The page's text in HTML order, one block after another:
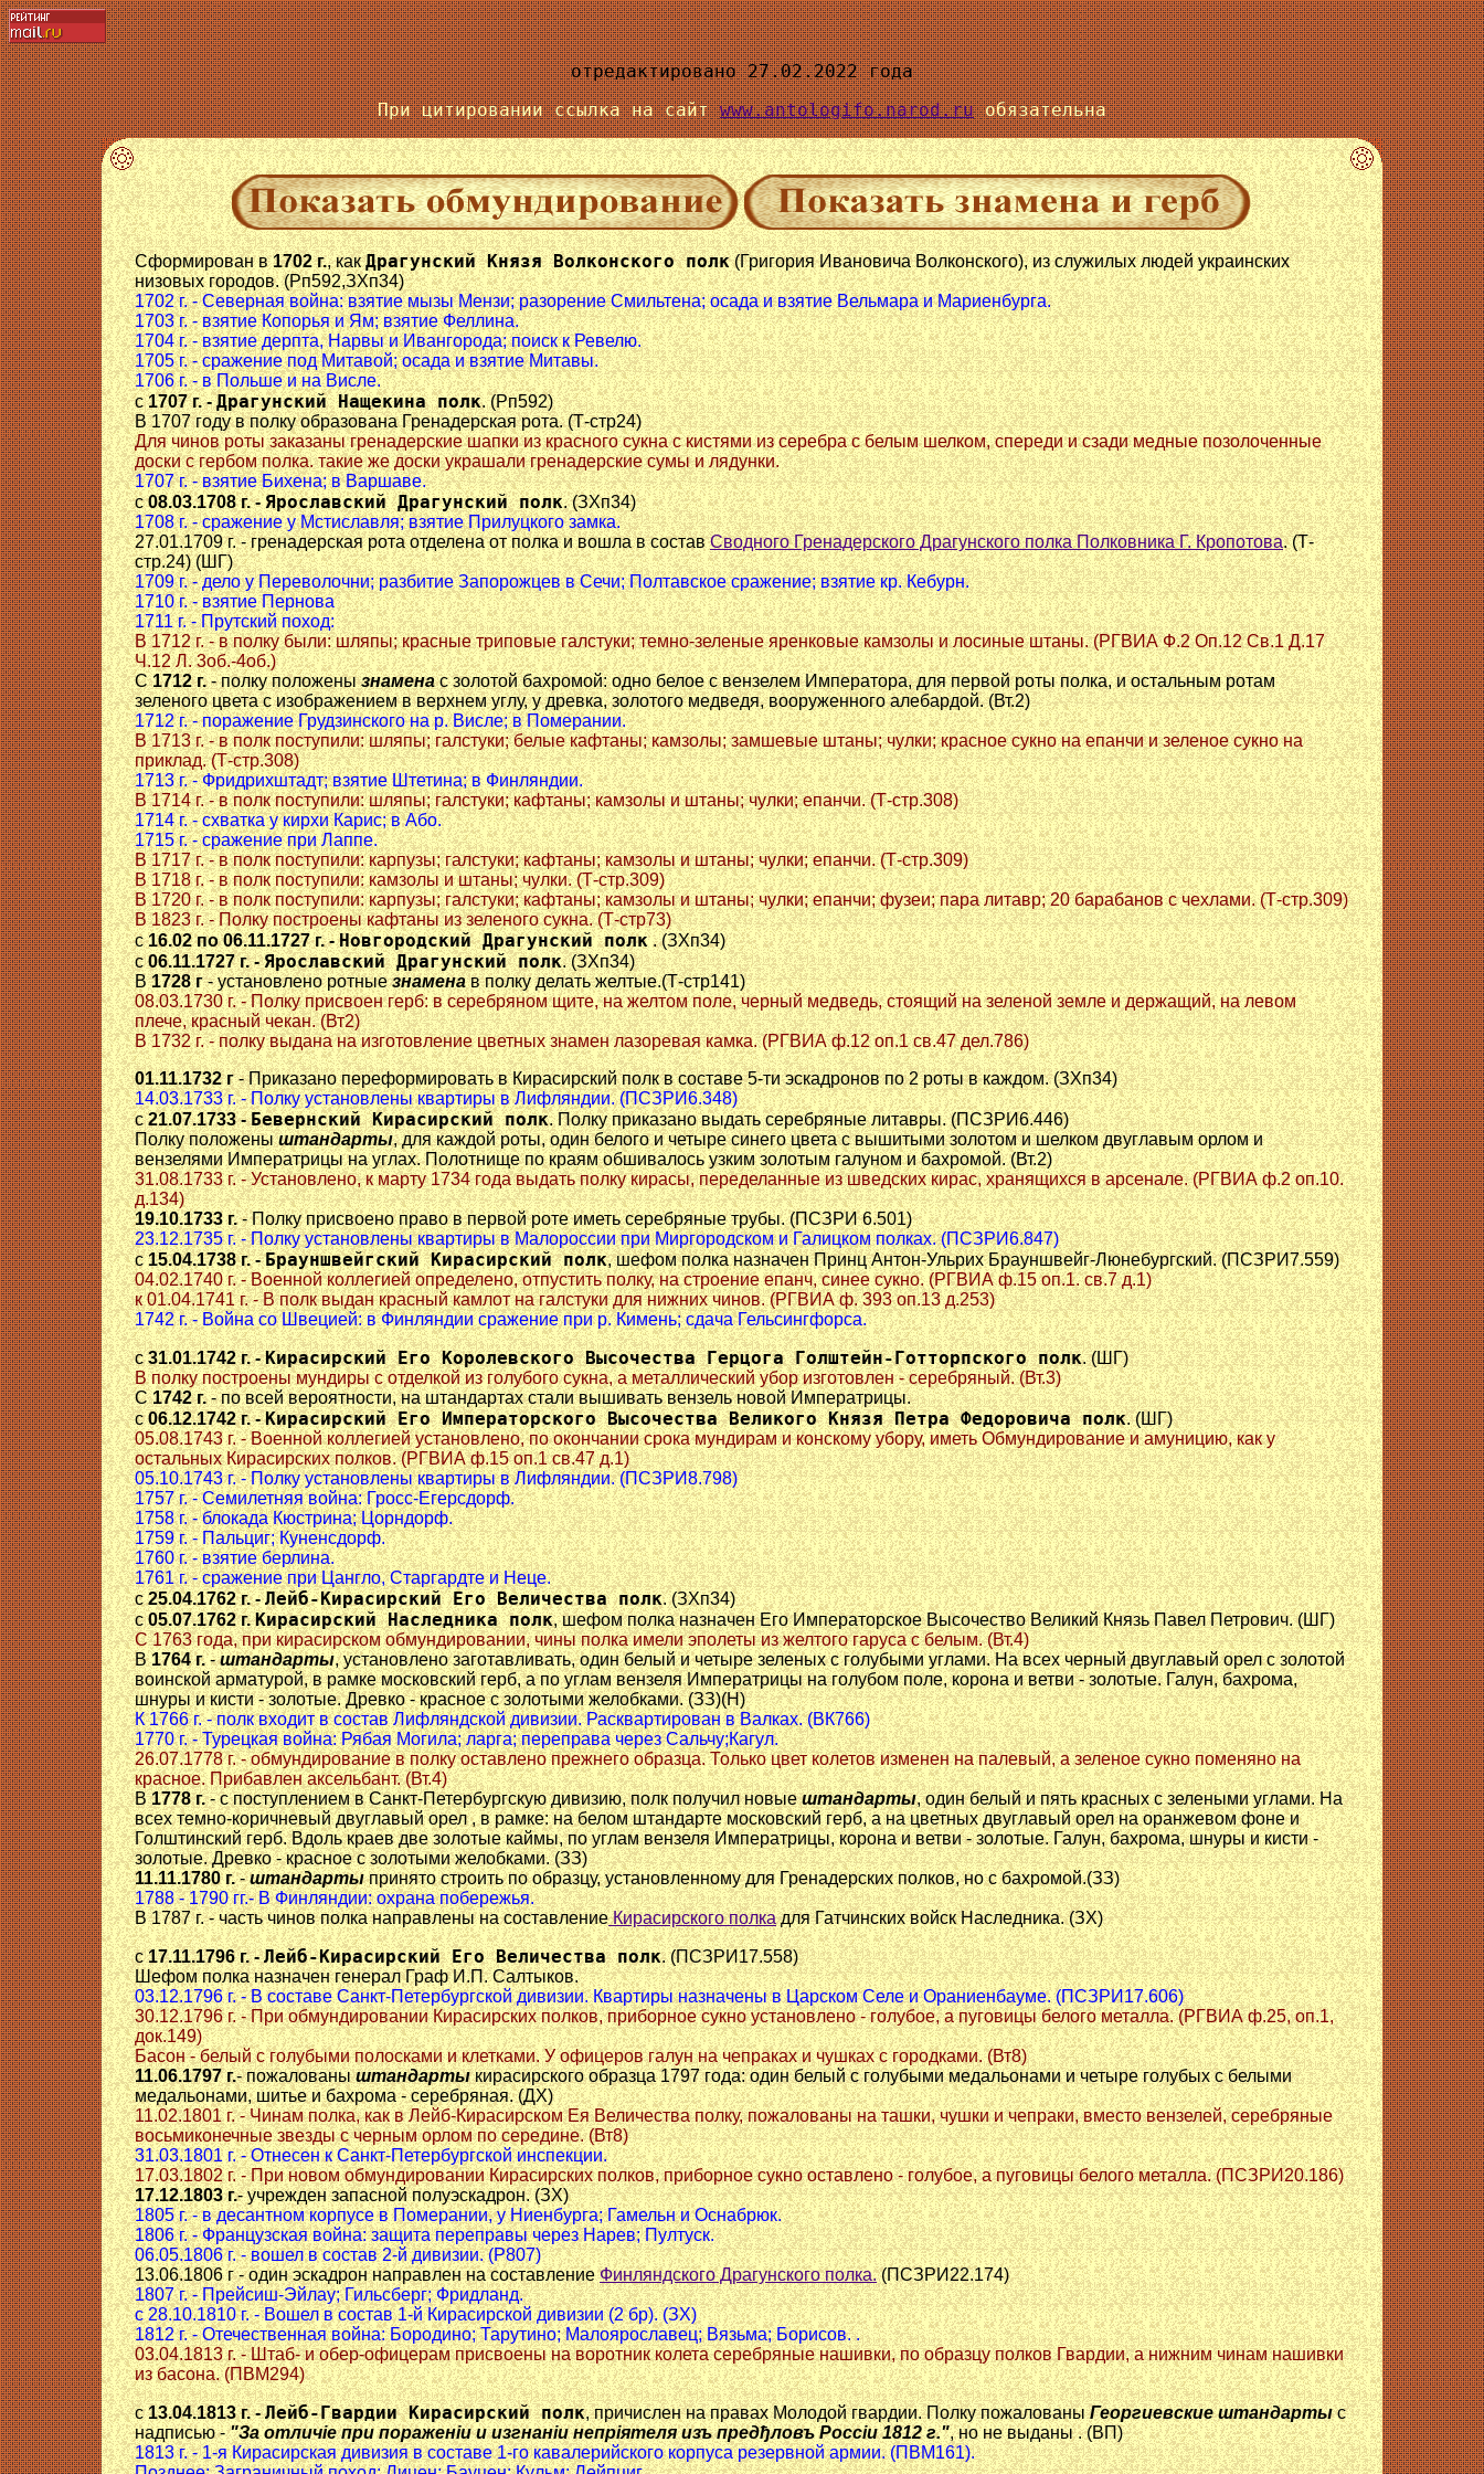
отредактировано 27.02.2022 года
При цитировании ссылка на сайтwww.antologifo.narod.ruобязательна
Сформирован в1702 г., какДрагунский Князя Волконского полк(Григория Ивановича Волконского), из служилых людей украинских
низовых городов. (Рп592,ЗХп34)
1702 г. - Северная война: взятие мызы Мензи; разорение Смильтена; осада и взятие Вельмара и Мариенбурга.
1703 г. - взятие Копорья и Ям; взятие Феллина.
1704 г. - взятие дерпта, Нарвы и Ивангорода; поиск к Ревелю.
1705 г. - сражение под Митавой; осада и взятие Митавы.
1706 г. - в Польше и на Висле.
с1707 г. -Драгунский Нащекина полк. (Рп592)
В 1707 году в полку образована Гренадерская рота. (Т-стр24)
Для чинов роты заказаны гренадерские шапки из красного сукна с кистями из серебра с белым шелком, спереди и сзади медные позолоченные
доски с гербом полка. такие же доски украшали гренадерские сумы и лядунки.
1707 г. - взятие Бихена; в Варшаве.
с08.03.1708 г. -Ярославский Драгунский полк. (ЗХп34)
1708 г. - сражение у Мстиславля; взятие Прилуцкого замка.
27.01.1709 г. - гренадерская рота отделена от полка и вошла в составСводного Гренадерского Драгунского полка Полковника Г. Кропотова. (Т-
стр.24) (ШГ)
1709 г. - дело у Переволочни; разбитие Запорожцев в Сечи; Полтавское сражение; взятие кр. Кебурн.
1710 г. - взятие Пернова
1711 г. - Прутский поход:
В 1712 г. - в полку были: шляпы; красные триповые галстуки; темно-зеленые яренковые камзолы и лосиные штаны. (РГВИА Ф.2 Оп.12 Св.1 Д.17
Ч.12 Л. 3об.-4об.)
С1712 г.- полку положенызнаменас золотой бахромой: одно белое с вензелем Императора, для первой роты полка, и остальным ротам
зеленого цвета с изображением в верхнем углу, у древка, золотого медведя, вооруженного алебардой. (Вт.2)
1712 г. - поражение Грудзинского на р. Висле; в Померании.
В 1713 г. - в полк поступили: шляпы; галстуки; белые кафтаны; камзолы; замшевые штаны; чулки; красное сукно на епанчи и зеленое сукно на
приклад. (Т-стр.308)
1713 г. - Фридрихштадт; взятие Штетина; в Финляндии.
В 1714 г. - в полк поступили: шляпы; галстуки; кафтаны; камзолы и штаны; чулки; епанчи. (Т-стр.308)
1714 г. - схватка у кирхи Карис; в Або.
1715 г. - сражение при Лаппе.
В 1717 г. - в полк поступили: карпузы; галстуки; кафтаны; камзолы и штаны; чулки; епанчи. (Т-стр.309)
В 1718 г. - в полк поступили: камзолы и штаны; чулки. (Т-стр.309)
В 1720 г. - в полк поступили: карпузы; галстуки; кафтаны; камзолы и штаны; чулки; епанчи; фузеи; пара литавр; 20 барабанов с чехлами. (Т-стр.309)
В 1823 г. - Полку построены кафтаны из зеленого сукна. (Т-стр73)
с16.02 по 06.11.1727 г. -Новгородский Драгунский полк. (ЗХп34)
с06.11.1727 г. -Ярославский Драгунский полк. (ЗХп34)
В1728 г- установлено ротныезнаменав полку делать желтые.(Т-стр141)
08.03.1730 г. - Полку присвоен герб: в серебряном щите, на желтом поле, черный медведь, стоящий на зеленой земле и держащий, на левом
плече, красный чекан. (Вт2)
В 1732 г. - полку выдана на изготовление цветных знамен лазоревая камка. (РГВИА ф.12 оп.1 св.47 дел.786)
01.11.1732 г- Приказано переформировать в Кирасирский полк в составе 5-ти эскадронов по 2 роты в каждом. (ЗХп34)
14.03.1733 г. - Полку установлены квартиры в Лифляндии. (ПСЗРИ6.348)
с21.07.1733 -Бевернский Кирасирский полк. Полку приказано выдать серебряные литавры. (ПСЗРИ6.446)
Полку положеныштандарты, для каждой роты, один белого и четыре синего цвета с вышитыми золотом и шелком двуглавым орлом и
вензелями Императрицы на углах. Полотнище по краям обшивалось узким золотым галуном и бахромой. (Вт.2)
31.08.1733 г. - Установлено, к марту 1734 года выдать полку кирасы, переделанные из шведских кирас, хранящихся в арсенале. (РГВИА ф.2 оп.10.
д.134)
19.10.1733 г.- Полку присвоено право в первой роте иметь серебряные трубы. (ПСЗРИ 6.501)
23.12.1735 г. - Полку установлены квартиры в Малороссии при Миргородском и Галицком полках. (ПСЗРИ6.847)
с15.04.1738 г. -Брауншвейгский Кирасирский полк, шефом полка назначен Принц Антон-Ульрих Брауншвейг-Люнебургский. (ПСЗРИ7.559)
04.02.1740 г. - Военной коллегией определено, отпустить полку, на строение епанч, синее сукно. (РГВИА ф.15 оп.1. св.7 д.1)
к 01.04.1741 г. - В полк выдан красный камлот на галстуки для нижних чинов. (РГВИА ф. 393 оп.13 д.253)
1742 г. - Война со Швецией: в Финляндии сражение при р. Кимень; сдача Гельсингфорса.
с31.01.1742 г. -Кирасирский Его Королевского Высочества Герцога Голштейн-Готторпского полк. (ШГ)
В полку построены мундиры с отделкой из голубого сукна, а металлический убор изготовлен - серебряный. (Вт.3)
С1742 г.- по всей вероятности, на штандартах стали вышивать вензель новой Императрицы.
с06.12.1742 г. -Кирасирский Его Императорского Высочества Великого Князя Петра Федоровича полк. (ШГ)
05.08.1743 г. - Военной коллегией установлено, по окончании срока мундирам и конскому убору, иметь Обмундирование и амуницию, как у
остальных Кирасирских полков. (РГВИА ф.15 оп.1 св.47 д.1)
05.10.1743 г. - Полку установлены квартиры в Лифляндии. (ПСЗРИ8.798)
1757 г. - Семилетняя война: Гросс-Егерсдорф.
1758 г. - блокада Кюстрина; Цорндорф.
1759 г. - Пальциг; Куненсдорф.
1760 г. - взятие берлина.
1761 г. - сражение при Цангло, Старгардте и Неце.
с25.04.1762 г. -Лейб-Кирасирский Его Величества полк. (ЗХп34)
с05.07.1762 г.Кирасирский Наследника полк, шефом полка назначен Его Императорское Высочество Великий Князь Павел Петрович. (ШГ)
C 1763 года, при кирасирском обмундировании, чины полка имели эполеты из желтого гаруса с белым. (Вт.4)
В1764 г.-штандарты, установлено заготавливать, один белый и четыре зеленых с голубыми углами. На всех черный двуглавый орел с золотой
воинской арматурой, в рамке московский герб, а по углам вензеля Императрицы на голубом поле, корона и ветви - золотые. Галун, бахрома,
шнуры и кисти - золотые. Древко - красное с золотыми желобками. (ЗЗ)(Н)
К 1766 г. - полк входит в состав Лифляндской дивизии. Расквартирован в Валках. (ВК766)
1770 г. - Турецкая война: Рябая Могила; ларга; переправа через Сальчу;Кагул.
26.07.1778 г. - обмундирование в полку оставлено прежнего образца. Только цвет колетов изменен на палевый, а зеленое сукно поменяно на
красное. Прибавлен аксельбант. (Вт.4)
В1778 г.- с поступлением в Санкт-Петербургскую дивизию, полк получил новыештандарты, один белый и пять красных с зелеными углами. На
всех темно-коричневый двуглавый орел , в рамке: на белом штандарте московский герб, а на цветных двуглавый орел на оранжевом фоне и
Голштинский герб. Вдоль краев две золотые каймы, по углам вензеля Императрицы, корона и ветви - золотые. Галун, бахрома, шнуры и кисти -
золотые. Древко - красное с золотыми желобками. (ЗЗ)
11.11.1780 г.-штандартыпринято строить по образцу, установленному для Гренадерских полков, но с бахромой.(ЗЗ)
1788 - 1790 гг.- В Финляндии: охрана побережья.
В 1787 г. - часть чинов полка направлены на составлениеКирасирского полкадля Гатчинских войск Наследника. (ЗХ)
с17.11.1796 г. -Лейб-Кирасирский Его Величества полк. (ПСЗРИ17.558)
Шефом полка назначен генерал Граф И.П. Салтыков.
03.12.1796 г. - В составе Санкт-Петербургской дивизии. Квартиры назначены в Царском Селе и Ораниенбауме. (ПСЗРИ17.606)
30.12.1796 г. - При обмундировании Кирасирских полков, приборное сукно установлено - голубое, а пуговицы белого металла. (РГВИА ф.25, оп.1,
док.149)
Басон - белый с голубыми полосками и клетками. У офицеров галун на чепраках и чушках с городками. (Вт8)
11.06.1797 г.- пожалованыштандартыкирасирского образца 1797 года: один белый с голубыми медальонами и четыре голубых с белыми
медальонами, шитье и бахрома - серебряная. (ДХ)
11.02.1801 г. - Чинам полка, как в Лейб-Кирасирском Ея Величества полку, пожалованы на ташки, чушки и чепраки, вместо вензелей, серебряные
восьмиконечные звезды с черным орлом по середине. (Вт8)
31.03.1801 г. - Отнесен к Санкт-Петербургской инспекции.
17.03.1802 г. - При новом обмундировании Кирасирских полков, приборное сукно оставлено - голубое, а пуговицы белого металла. (ПСЗРИ20.186)
17.12.1803 г.- учрежден запасной полуэскадрон. (ЗХ)
1805 г. - в десантном корпусе в Померании, у Ниенбурга; Гамельн и Оснабрюк.
1806 г. - Французская война: защита переправы через Нарев; Пултуск.
06.05.1806 г. - вошел в состав 2-й дивизии. (Р807)
13.06.1806 г - один эскадрон направлен на составлениеФинляндского Драгунского полка.(ПСЗРИ22.174)
1807 г. - Прейсиш-Эйлау; Гильсберг; Фридланд.
с 28.10.1810 г. - Вошел в состав 1-й Кирасирской дивизии (2 бр). (ЗХ)
1812 г. - Отечественная война: Бородино; Тарутино; Малоярославец; Вязьма; Борисов. .
03.04.1813 г. - Штаб- и обер-офицерам присвоены на воротник колета серебряные нашивки, по образцу полков Гвардии, а нижним чинам нашивки
из басона. (ПВМ294)
с13.04.1813 г. -Лейб-Гвардии Кирасирский полк, причислен на правах Молодой гвардии. Полку пожалованыГеоргиевские штандартыс
надписью -"За отличiе при пораженiи и изгнанiи непрiятеля изъ предђловъ Россiи 1812 г.", но не выданы . (ВП)
1813 г. - 1-я Кирасирская дивизия в составе 1-го кавалерийского корпуса резервной армии. (ПВМ161).